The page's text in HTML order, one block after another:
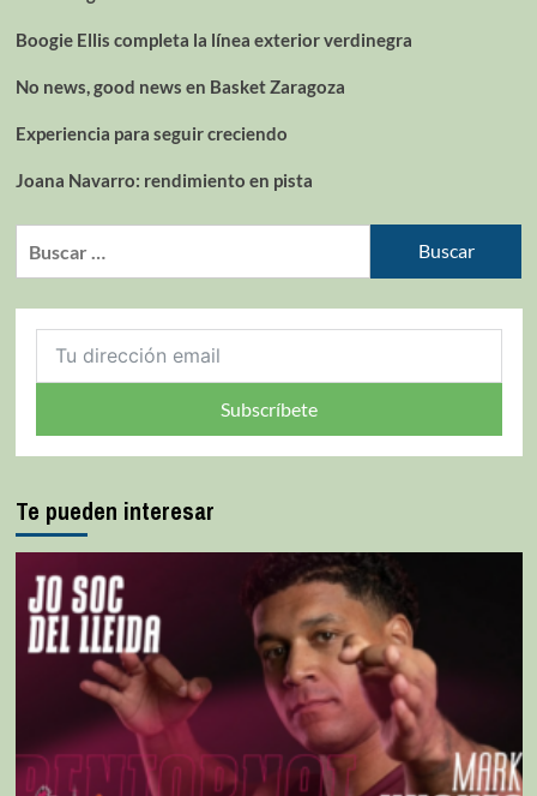
Boogie Ellis completa la línea exterior verdinegra
No news, good news en Basket Zaragoza
Experiencia para seguir creciendo
Joana Navarro: rendimiento en pista
Subscríbete
Te pueden interesar